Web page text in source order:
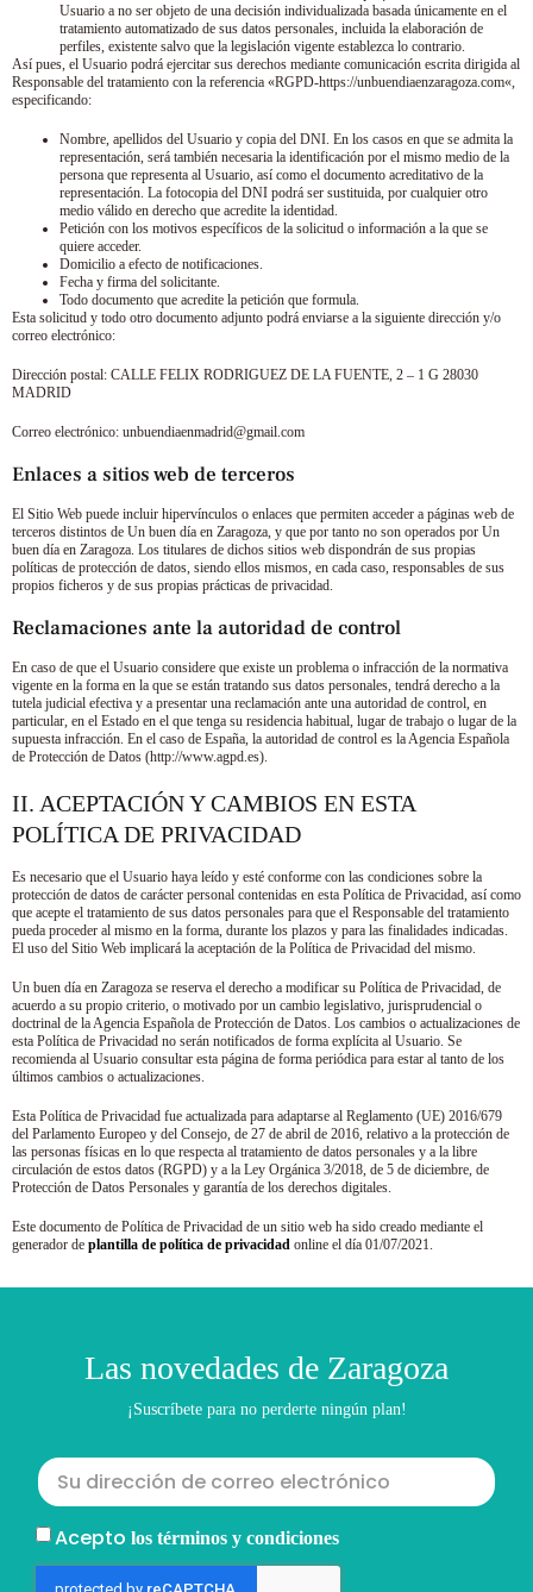
Usuario a no ser objeto de una decisión individualizada basada únicamente en el
tratamiento automatizado de sus datos personales, incluida la elaboración de
perfiles, existente salvo que la legislación vigente establezca lo contrario.
Así pues, el Usuario podrá ejercitar sus derechos mediante comunicación escrita dirigida al
Responsable del tratamiento con la referencia «RGPD-https://unbuendiaenzaragoza.com«,
especificando:
Nombre, apellidos del Usuario y copia del DNI. En los casos en que se admita la
representación, será también necesaria la identificación por el mismo medio de la
persona que representa al Usuario, así como el documento acreditativo de la
representación. La fotocopia del DNI podrá ser sustituida, por cualquier otro
medio válido en derecho que acredite la identidad.
Petición con los motivos específicos de la solicitud o información a la que se
quiere acceder.
Domicilio a efecto de notificaciones.
Fecha y firma del solicitante.
Todo documento que acredite la petición que formula.
Esta solicitud y todo otro documento adjunto podrá enviarse a la siguiente dirección y/o
correo electrónico:
Dirección postal: CALLE FELIX RODRIGUEZ DE LA FUENTE, 2 – 1 G 28030
MADRID
Correo electrónico: unbuendiaenmadrid@gmail.com
Enlaces a sitios web de terceros
El Sitio Web puede incluir hipervínculos o enlaces que permiten acceder a páginas web de
terceros distintos de Un buen día en Zaragoza, y que por tanto no son operados por Un
buen día en Zaragoza. Los titulares de dichos sitios web dispondrán de sus propias
políticas de protección de datos, siendo ellos mismos, en cada caso, responsables de sus
propios ficheros y de sus propias prácticas de privacidad.
Reclamaciones ante la autoridad de control
En caso de que el Usuario considere que existe un problema o infracción de la normativa
vigente en la forma en la que se están tratando sus datos personales, tendrá derecho a la
tutela judicial efectiva y a presentar una reclamación ante una autoridad de control, en
particular, en el Estado en el que tenga su residencia habitual, lugar de trabajo o lugar de la
supuesta infracción. En el caso de España, la autoridad de control es la Agencia Española
de Protección de Datos (http://www.agpd.es).
II. ACEPTACIÓN Y CAMBIOS EN ESTA
POLÍTICA DE PRIVACIDAD
Es necesario que el Usuario haya leído y esté conforme con las condiciones sobre la
protección de datos de carácter personal contenidas en esta Política de Privacidad, así como
que acepte el tratamiento de sus datos personales para que el Responsable del tratamiento
pueda proceder al mismo en la forma, durante los plazos y para las finalidades indicadas.
El uso del Sitio Web implicará la aceptación de la Política de Privacidad del mismo.
Un buen día en Zaragoza se reserva el derecho a modificar su Política de Privacidad, de
acuerdo a su propio criterio, o motivado por un cambio legislativo, jurisprudencial o
doctrinal de la Agencia Española de Protección de Datos. Los cambios o actualizaciones de
esta Política de Privacidad no serán notificados de forma explícita al Usuario. Se
recomienda al Usuario consultar esta página de forma periódica para estar al tanto de los
últimos cambios o actualizaciones.
Esta Política de Privacidad fue actualizada para adaptarse al Reglamento (UE) 2016/679
del Parlamento Europeo y del Consejo, de 27 de abril de 2016, relativo a la protección de
las personas físicas en lo que respecta al tratamiento de datos personales y a la libre
circulación de estos datos (RGPD) y a la Ley Orgánica 3/2018, de 5 de diciembre, de
Protección de Datos Personales y garantía de los derechos digitales.
Este documento de Política de Privacidad de un sitio web ha sido creado mediante el
generador de plantilla de política de privacidad online el día 01/07/2021.
Las novedades de Zaragoza
¡Suscríbete para no perderte ningún plan!
Acepto los términos y condiciones